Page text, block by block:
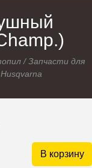
/Запчасти для
В корзину